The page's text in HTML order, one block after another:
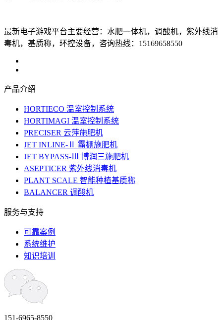
最新电子游戏平台主要经营：水肥一体机，调酸机，紫外线消
毒机，基质称，环控设备，咨询热线：15169658550
产品介绍
HORTIECO 温室控制系统
HORTIMAGI 温室控制系统
PRECISER 云萍施肥机
JET INLINE-Ⅱ 霸棚施肥机
JET BYPASS-Ⅲ 博润三施肥机
ASEPTICER 紫外线消毒机
PLANT SCALE 智能种植基质称
BALANCER 调酸机
服务与支持
可靠案例
系统维护
知识培训
151-6965-8550